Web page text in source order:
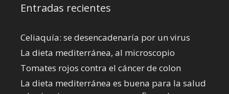
Entradas recientes
Celiaquía: se desencadenaría por un virus
La dieta mediterránea, al microscopio
Tomates rojos contra el cáncer de colon
La dieta mediterránea es buena para la salud